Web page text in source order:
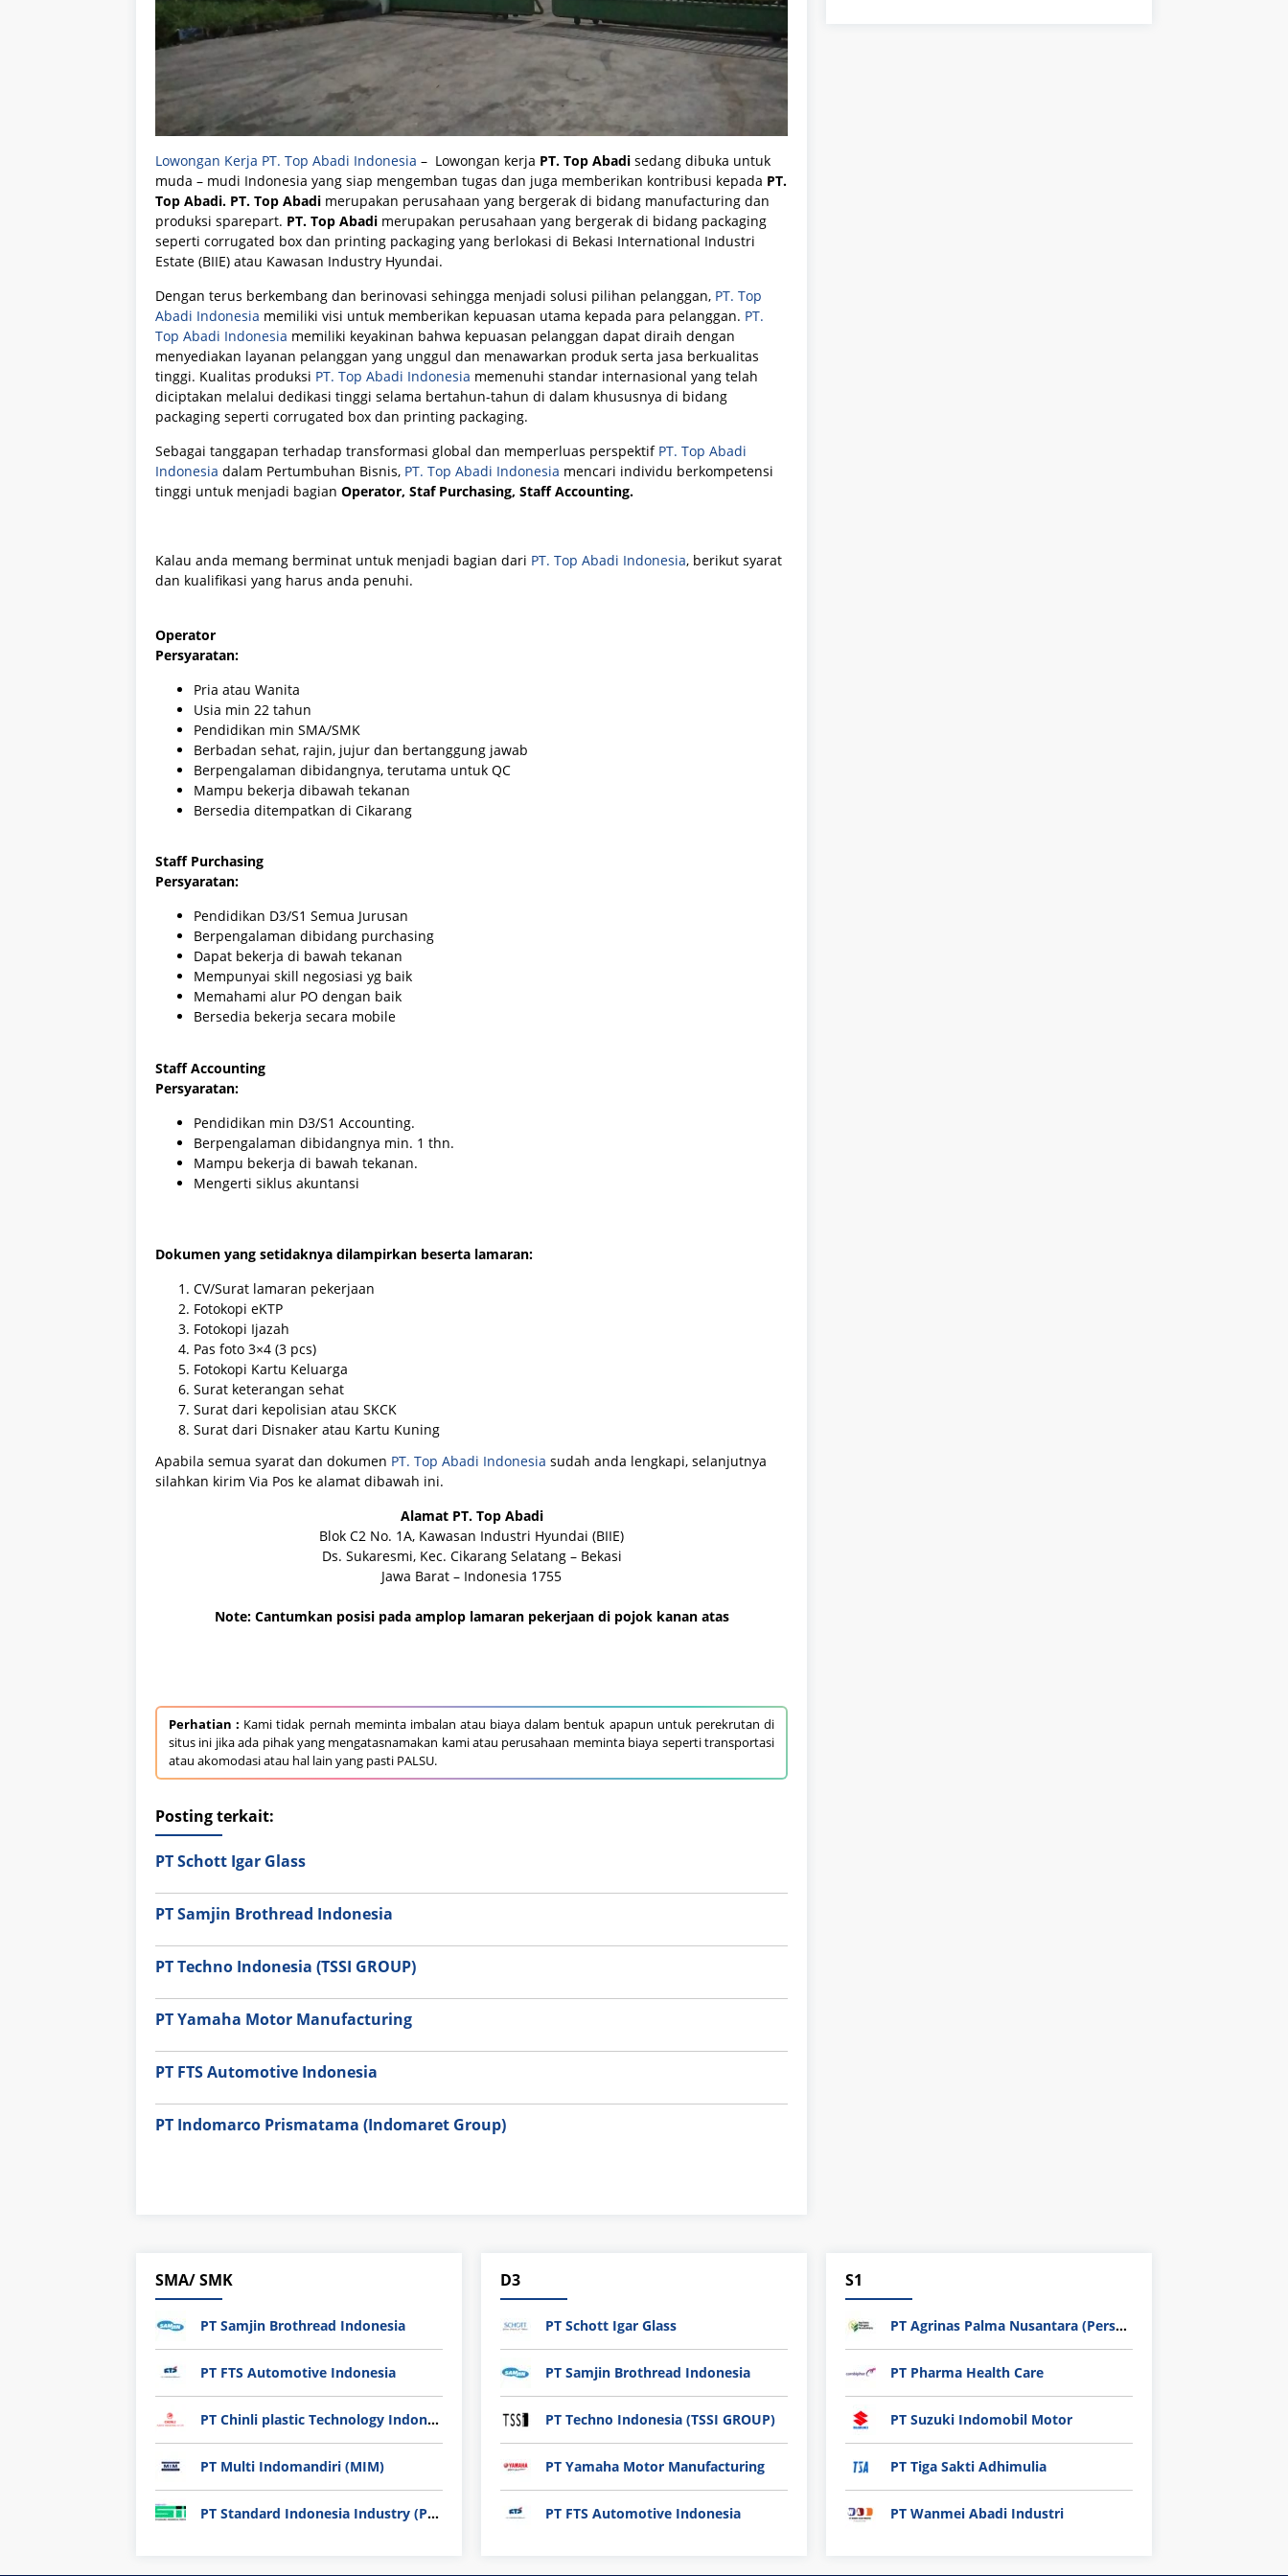
Lowongan Kerja PT. Top Abadi Indonesia – Lowongan kerja PT. Top Abadi sedang dibuka untuk
muda – mudi Indonesia yang siap mengemban tugas dan juga memberikan kontribusi kepada PT.
Top Abadi. PT. Top Abadi merupakan perusahaan yang bergerak di bidang manufacturing dan
produksi sparepart. PT. Top Abadi merupakan perusahaan yang bergerak di bidang packaging
seperti corrugated box dan printing packaging yang berlokasi di Bekasi International Industri
Estate (BIIE) atau Kawasan Industry Hyundai.
Dengan terus berkembang dan berinovasi sehingga menjadi solusi pilihan pelanggan, PT. Top
Abadi Indonesia memiliki visi untuk memberikan kepuasan utama kepada para pelanggan. PT.
Top Abadi Indonesia memiliki keyakinan bahwa kepuasan pelanggan dapat diraih dengan
menyediakan layanan pelanggan yang unggul dan menawarkan produk serta jasa berkualitas
tinggi. Kualitas produksi PT. Top Abadi Indonesia memenuhi standar internasional yang telah
diciptakan melalui dedikasi tinggi selama bertahun-tahun di dalam khususnya di bidang
packaging seperti corrugated box dan printing packaging.
Sebagai tanggapan terhadap transformasi global dan memperluas perspektif PT. Top Abadi
Indonesia dalam Pertumbuhan Bisnis, PT. Top Abadi Indonesia mencari individu berkompetensi
tinggi untuk menjadi bagian Operator, Staf Purchasing, Staff Accounting.
Kalau anda memang berminat untuk menjadi bagian dari PT. Top Abadi Indonesia, berikut syarat
dan kualifikasi yang harus anda penuhi.
Operator
Persyaratan:
Pria atau Wanita
Usia min 22 tahun
Pendidikan min SMA/SMK
Berbadan sehat, rajin, jujur dan bertanggung jawab
Berpengalaman dibidangnya, terutama untuk QC
Mampu bekerja dibawah tekanan
Bersedia ditempatkan di Cikarang
Staff Purchasing
Persyaratan:
Pendidikan D3/S1 Semua Jurusan
Berpengalaman dibidang purchasing
Dapat bekerja di bawah tekanan
Mempunyai skill negosiasi yg baik
Memahami alur PO dengan baik
Bersedia bekerja secara mobile
Staff Accounting
Persyaratan:
Pendidikan min D3/S1 Accounting.
Berpengalaman dibidangnya min. 1 thn.
Mampu bekerja di bawah tekanan.
Mengerti siklus akuntansi
Dokumen yang setidaknya dilampirkan beserta lamaran:
CV/Surat lamaran pekerjaan
Fotokopi eKTP
Fotokopi Ijazah
Pas foto 3×4 (3 pcs)
Fotokopi Kartu Keluarga
Surat keterangan sehat
Surat dari kepolisian atau SKCK
Surat dari Disnaker atau Kartu Kuning
Apabila semua syarat dan dokumen PT. Top Abadi Indonesia sudah anda lengkapi, selanjutnya
silahkan kirim Via Pos ke alamat dibawah ini.
Alamat PT. Top Abadi
Blok C2 No. 1A, Kawasan Industri Hyundai (BIIE)
Ds. Sukaresmi, Kec. Cikarang Selatang – Bekasi
Jawa Barat – Indonesia 1755
Note: Cantumkan posisi pada amplop lamaran pekerjaan di pojok kanan atas
Perhatian : Kami tidak pernah meminta imbalan atau biaya dalam bentuk apapun untuk perekrutan di
situs ini jika ada pihak yang mengatasnamakan kami atau perusahaan meminta biaya seperti transportasi
atau akomodasi atau hal lain yang pasti PALSU.
Posting terkait:
PT Schott Igar Glass
PT Samjin Brothread Indonesia
PT Techno Indonesia (TSSI GROUP)
PT Yamaha Motor Manufacturing
PT FTS Automotive Indonesia
PT Indomarco Prismatama (Indomaret Group)
SMA/ SMK
PT Samjin Brothread Indonesia
PT FTS Automotive Indonesia
PT Chinli plastic Technology Indonesia
PT Multi Indomandiri (MIM)
PT Standard Indonesia Industry (PT SII)
D3
PT Schott Igar Glass
PT Samjin Brothread Indonesia
PT Techno Indonesia (TSSI GROUP)
PT Yamaha Motor Manufacturing
PT FTS Automotive Indonesia
S1
PT Agrinas Palma Nusantara (Persero)
PT Pharma Health Care
PT Suzuki Indomobil Motor
PT Tiga Sakti Adhimulia
PT Wanmei Abadi Industri